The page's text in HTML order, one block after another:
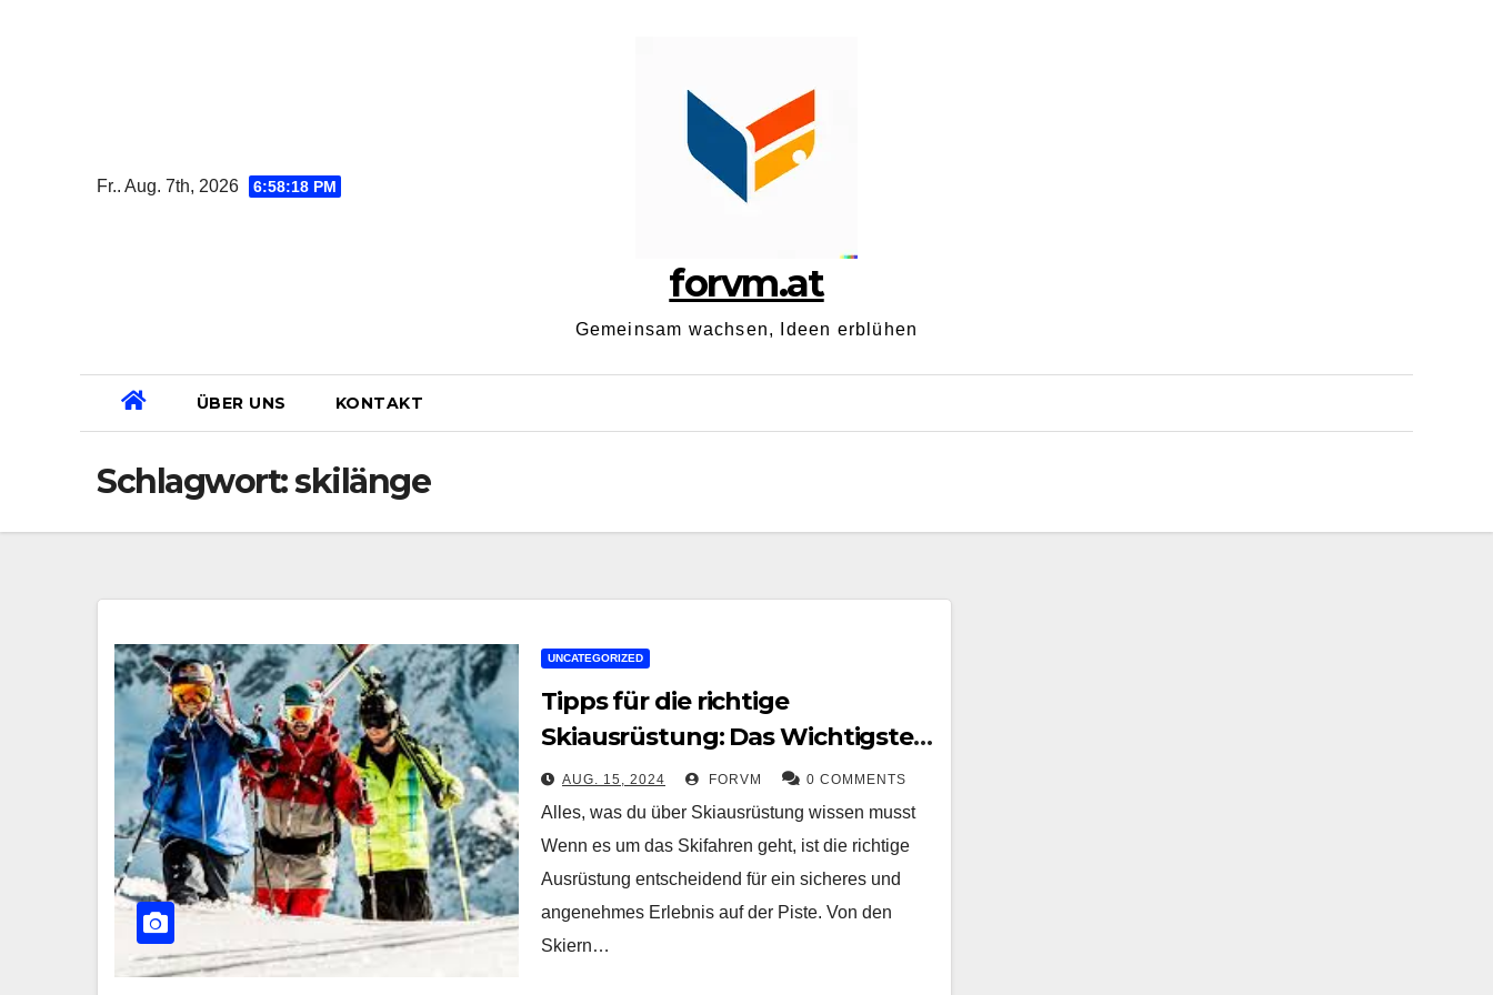
Fr.. Aug. 7th, 2026 6:58:18 PM
forvm.at
Gemeinsam wachsen, Ideen erblühen
ÜBER UNS KONTAKT
Schlagwort:skilänge
UNCATEGORIZED
Tipps für die richtige
Skiausrüstung: Das Wichtigste
für deinen Tag auf der Piste
AUG. 15, 2024 FORVM 0 COMMENTS
Alles, was du über Skiausrüstung wissen musst
Wenn es um das Skifahren geht, ist die richtige
Ausrüstung entscheidend für ein sicheres und
angenehmes Erlebnis auf der Piste. Von den
Skiern…